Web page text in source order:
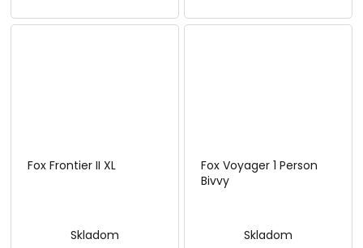
Fox Frontier II XL
Skladom
Fox Voyager 1 Person
Bivvy
Skladom